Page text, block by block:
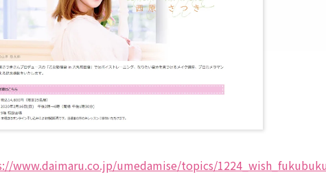
www.daimaru.co.jp/umedamise/topics/